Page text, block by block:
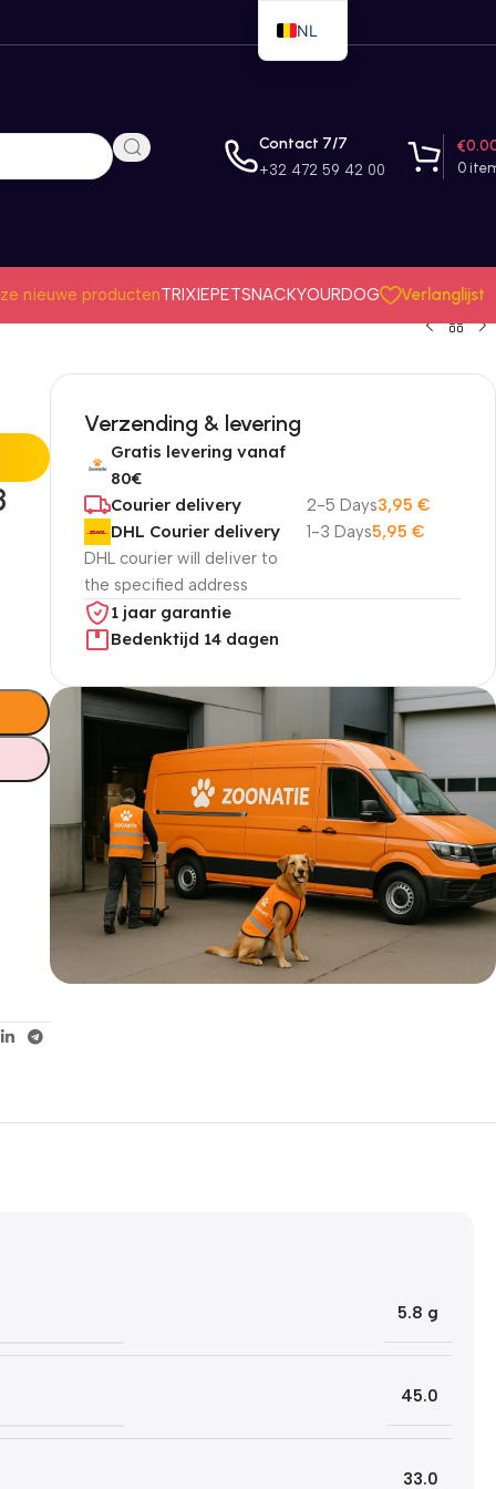
Contact 7/7
+32 472 59 42 00 0
€
nieuwe productenTRIXIEPETSNACKYOURDOG Verlanglijst
Verzending & levering
Gratis levering vanaf
80€
Courier delivery
2-5 Days3,95€
DHL Courier delivery
DHL courier will deliver to
the specified address
1-3 Days5,95€
1 jaar garantie
Bedenktijd 14 dagen
5.8 g
45.0
33.0
NL
EN